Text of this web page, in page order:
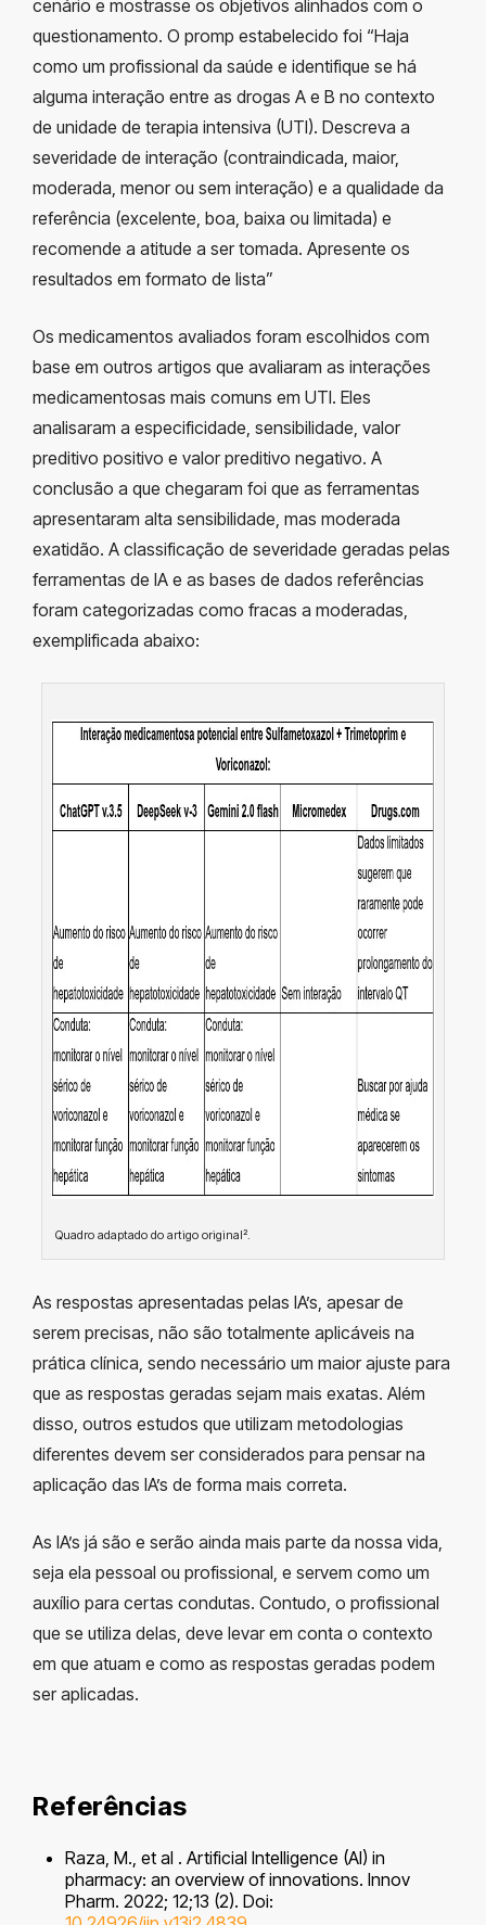
cenário e mostrasse os objetivos alinhados com o
questionamento. O promp estabelecido foi “Haja
como um profissional da saúde e identifique se há
alguma interação entre as drogas A e B no contexto
de unidade de terapia intensiva (UTI). Descreva a
severidade de interação (contraindicada, maior,
moderada, menor ou sem interação) e a qualidade da
referência (excelente, boa, baixa ou limitada) e
recomende a atitude a ser tomada. Apresente os
resultados em formato de lista”
Os medicamentos avaliados foram escolhidos com
base em outros artigos que avaliaram as interações
medicamentosas mais comuns em UTI. Eles
analisaram a especificidade, sensibilidade, valor
preditivo positivo e valor preditivo negativo. A
conclusão a que chegaram foi que as ferramentas
apresentaram alta sensibilidade, mas moderada
exatidão. A classificação de severidade geradas pelas
ferramentas de IA e as bases de dados referências
foram categorizadas como fracas a moderadas,
exemplificada abaixo:
Quadro adaptado do artigo original².
As respostas apresentadas pelas IA’s, apesar de
serem precisas, não são totalmente aplicáveis na
prática clínica, sendo necessário um maior ajuste para
que as respostas geradas sejam mais exatas. Além
disso, outros estudos que utilizam metodologias
diferentes devem ser considerados para pensar na
aplicação das IA’s de forma mais correta.
As IA’s já são e serão ainda mais parte da nossa vida,
seja ela pessoal ou profissional, e servem como um
auxílio para certas condutas. Contudo, o profissional
que se utiliza delas, deve levar em conta o contexto
em que atuam e como as respostas geradas podem
ser aplicadas.
Referências
Raza, M., et al . Artificial Intelligence (AI) in
pharmacy: an overview of innovations. Innov
Pharm. 2022; 12;13 (2). Doi: